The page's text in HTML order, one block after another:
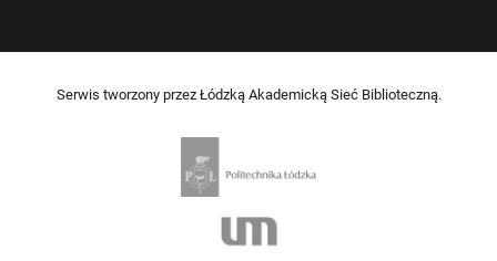
Serwis tworzony przez Łódzką Akademicką Sieć Biblioteczną.